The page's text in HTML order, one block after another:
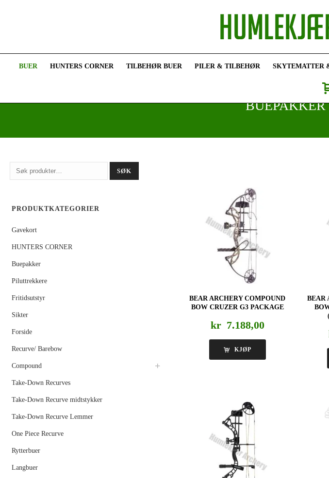
BUER HUNTERS CORNER TILBEHØR BUER PILER & TILBEHØR SKYTEMATTER
BEAR ARCHERY COMPOUND
BOW CRUZER G3 PACKAGE
kr 7.188,00
KJØP
BEAR
Søk
etter:
SØK
PRODUKTKATEGORIER
Gavekort
HUNTERS CORNER
Buepakker
Piluttrekkere
Fritidsutstyr
Sikter
Forside
Recurve/ Barebow
Compound
Take-Down Recurves
Take-Down Recurve midtstykker
Take-Down Recurve Lemmer
One Piece Recurve
Rytterbuer
Langbuer